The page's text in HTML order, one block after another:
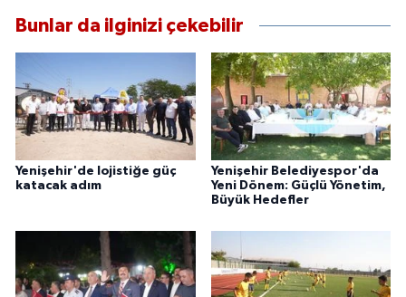
Bunlar da ilginizi çekebilir
Yenişehir'de lojistiğe güç
katacak adım
Yenişehir Belediyespor'da
Yeni Dönem: Güçlü Yönetim,
Büyük Hedefler